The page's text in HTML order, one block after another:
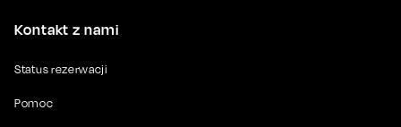
Kontakt z nami
Status rezerwacji
Pomoc